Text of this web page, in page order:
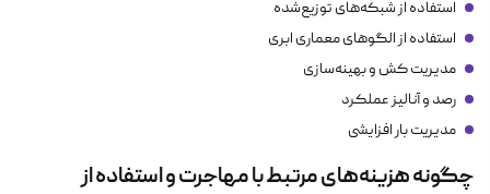
استفاده از شبکه‌های توزیع‌شده
استفاده از الگوهای معماری ابری
مدیریت کش و بهینه‌سازی
رصد و آنالیز عملکرد
مدیریت بار افزایشی
چگونه هزینه‌های مرتبط با مهاجرت و استفاده از